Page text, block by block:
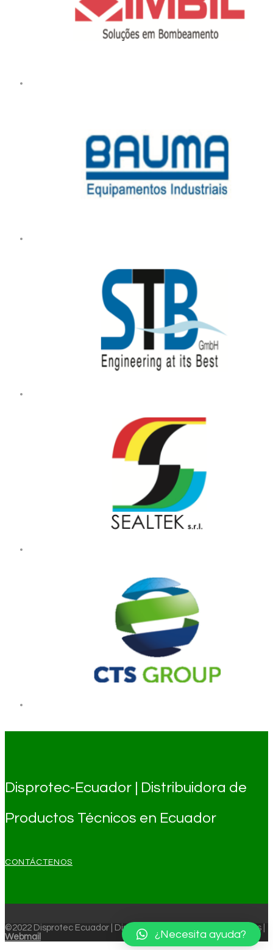
Disprotec-Ecuador | Distribuidora de
Productos Técnicos en Ecuador
CONTÁCTENOS
©2022 Disprotec Ecuador | Distribuidora de Productos Técnicos |
Webmail
¿Necesita ayuda?